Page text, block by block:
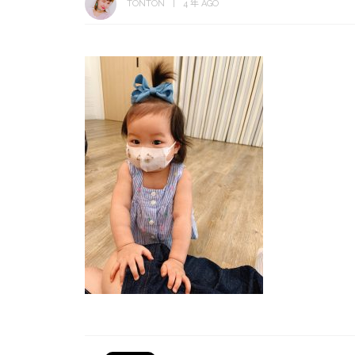
TONTON 4 年 AGO